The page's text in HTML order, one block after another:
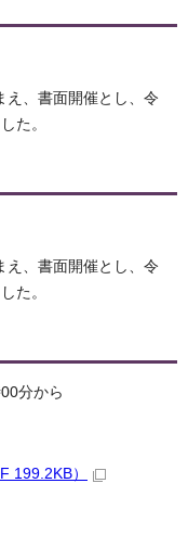
え、書面開催とし、令
た。
え、書面開催とし、令
た。
分から
199.2KB）